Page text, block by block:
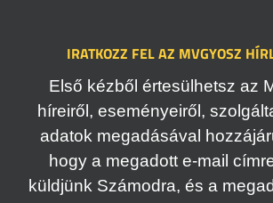
IRATKOZZ FEL AZ MVGYOSZ
Első kézből értesülhetsz az
híreiről, eseményeiről,
adatok megadásával
hogy a megadott e-mail
küldjünk Számodra, és a